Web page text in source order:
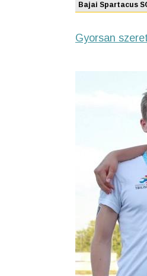
Bajai Spartacus
Gyorsan